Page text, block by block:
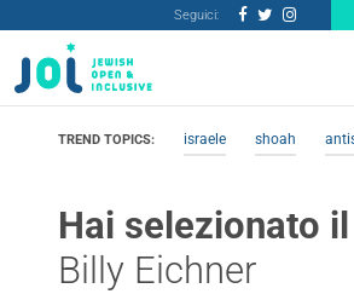
Seguici:
TREND TOPICS: israele shoah
Hai selezionato
Billy Eichner